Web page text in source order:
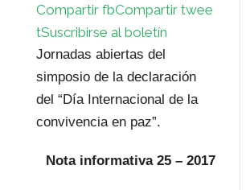
Compartir fbCompartir twee
tSuscribirse al boletín
Jornadas abiertas del
simposio de la declaración
del “Día Internacional de la
convivencia en paz”.
Nota informativa 25 – 2017